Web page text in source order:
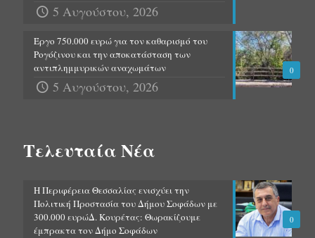
5 Αυγούστου, 2026
0
Έργο 750.000 ευρώ για τον καθαρισμό του
Ρογόζινου και την αποκατάσταση των
αντιπλημμυρικών αναχωμάτων
5 Αυγούστου, 2026
Τελευταία Νέα
0
Η Περιφέρεια Θεσσαλίας ενισχύει την
Πολιτική Προστασία του Δήμου Σοφάδων με
300.000 ευρώΔ. Κουρέτας: Θωρακίζουμε
έμπρακτα τον Δήμο Σοφάδων